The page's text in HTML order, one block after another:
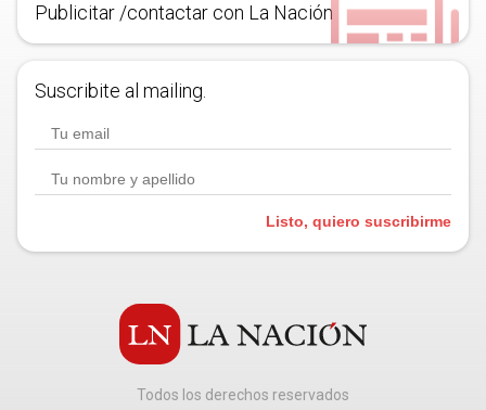
Publicitar /contactar con La Nación
Suscribite al mailing.
Listo, quiero suscribirme
Todos los derechos reservados